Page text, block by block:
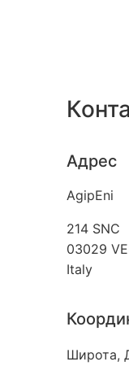
Адрес
AgipEni
214 SNC
03029
Italy
Широта,